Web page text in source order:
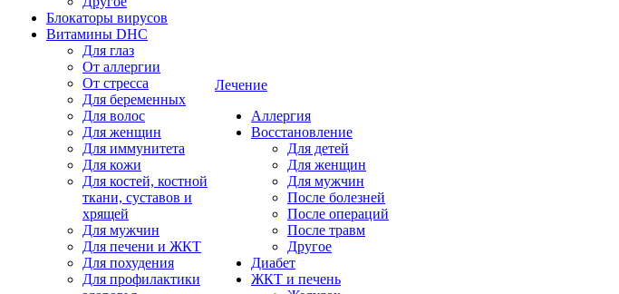
Блокаторы вирусов
Витамины DHC
Для глаз
От аллергии
От стресса
Для беременных
Для волос
Для женщин
Для иммунитета
Для кожи
Для костей, костной
ткани, суставов и
хрящей
Для мужчин
Для печени и ЖКТ
Для похудения
Для профилактики
Лечение
Аллергия
Восстановление
Для детей
Для женщин
Для мужчин
После болезней
После операций
После травм
Другое
Диабет
ЖКТ и печень